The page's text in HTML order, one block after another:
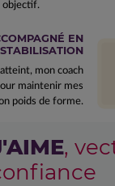
objectif.
EN
STABILISATION
mon coach
maintenir mes
poids de forme.
,